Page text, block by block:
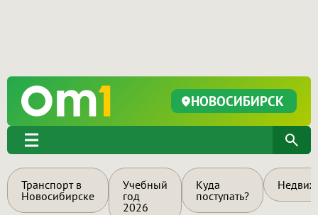
НОВОСИБИРСК
Транспорт в
Новосибирске
Учебный
год
2026
Куда
поступать?